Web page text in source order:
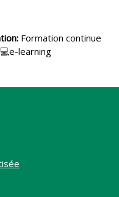
: Formation continue
💻e-learning